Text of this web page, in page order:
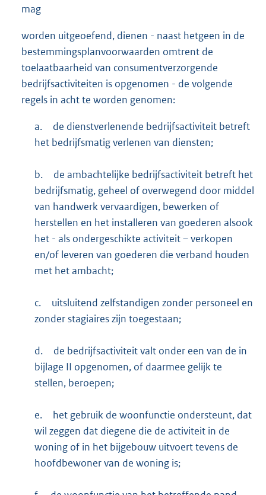
mag
worden uitgeoefend, dienen - naast hetgeen in de
bestemmingsplanvoorwaarden omtrent de
toelaatbaarheid van consumentverzorgende
bedrijfsactiviteiten is opgenomen - de volgende
regels in acht te worden genomen:
a.
de dienstverlenende bedrijfsactiviteit betreft
het bedrijfsmatig verlenen van diensten;
b.
de ambachtelijke bedrijfsactiviteit betreft het
bedrijfsmatig, geheel of overwegend door middel
van handwerk vervaardigen, bewerken of
herstellen en het installeren van goederen alsook
het - als ondergeschikte activiteit – verkopen
en/of leveren van goederen die verband houden
met het ambacht;
c.
uitsluitend zelfstandigen zonder personeel en
zonder stagiaires zijn toegestaan;
d.
de bedrijfsactiviteit valt onder een van de in
bijlage II opgenomen, of daarmee gelijk te
stellen, beroepen;
e.
het gebruik de woonfunctie ondersteunt, dat
wil zeggen dat diegene die de activiteit in de
woning of in het bijgebouw uitvoert tevens de
hoofdbewoner van de woning is;